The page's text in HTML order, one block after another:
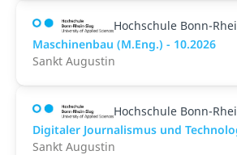
Hochschule Bonn-
Maschinenbau (M.Eng.) - 10.2026
Sankt Augustin
Hochschule Bonn-
Digitaler Journalismus und
Sankt Augustin